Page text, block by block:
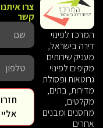
המרכז לפינוי
דירה בישראל,
מעניק שירותים
מקיפים לפינוי
גרוטאות ופסולת
מדירות, בתים,
מקלטים,
מחסנים ומבנים
אחרים
צרו איתנו
קשר
חזרו
אליי